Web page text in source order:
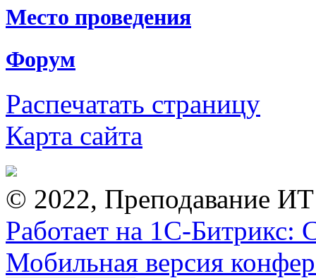
Место проведения
Форум
Распечатать страницу
Карта сайта
© 2022, Преподавание
Работает на 1С-Битрикс:
Мобильная версия